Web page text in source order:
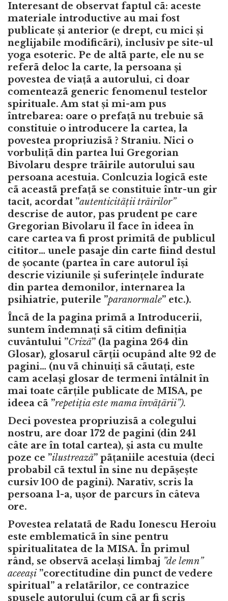
Interesant de observat faptul cã: aceste
materiale introductive au mai fost
publicate și anterior (e drept, cu mici și
neglijabile modificãri), inclusiv pe site-ul
yoga esoteric. Pe de altã parte, ele nu se
referã deloc la carte, la persoana și
povestea de viațã a autorului, ci doar
comenteazã generic fenomenul testelor
spirituale. Am stat și mi-am pus
întrebarea: oare o prefațã nu trebuie sã
constituie o introducere la cartea, la
povestea propriuzisã ? Straniu. Nici o
vorbulițã din partea lui Gregorian
Bivolaru despre trãirile autorului sau
persoana acestuia. Conlcuzia logicã este
cã aceastã prefațã se constituie într-un gir
tacit, acordat ”autenticitãții trãirilor”
descrise de autor, pas prudent pe care
Gregorian Bivolaru îl face în ideea în
care cartea va fi prost primitã de publicul
cititor… unele pasaje din carte fiind destul
de șocante (partea în care autorul își
descrie viziunile și suferințele îndurate
din partea demonilor, internarea la
psihiatrie, puterile ”paranormale” etc.).
Încã de la pagina primã a Introducerii,
suntem îndemnați sã citim definiția
cuvântului ”Crizã” (la pagina 264 din
Glosar), glosarul cãrții ocupând alte 92 de
pagini… (nu vã chinuiți sã cãutați, este
cam același glosar de termeni întâlnit în
mai toate cãrțile publicate de MISA, pe
ideea cã ”repetiția este mama învãțãrii”).
Deci povestea propriuzisã a colegului
nostru, are doar 172 de pagini (din 241
câte are în total cartea), și asta cu multe
poze ce ”ilustreazã” pãțaniile acestuia (deci
probabil cã textul în sine nu depãșește
cursiv 100 de pagini). Narativ, scris la
persoana 1-a, ușor de parcurs în câteva
ore.
Povestea relatatã de Radu Ionescu Heroiu
este emblematicã în sine pentru
spiritualitatea de la MISA. În primul
rând, se observã același limbaj ”de lemn”
aceeași ”corectitudine din punct de vedere
spiritual” a relatãrilor, ce contrazice
spusele autorului (cum cã ar fi scris